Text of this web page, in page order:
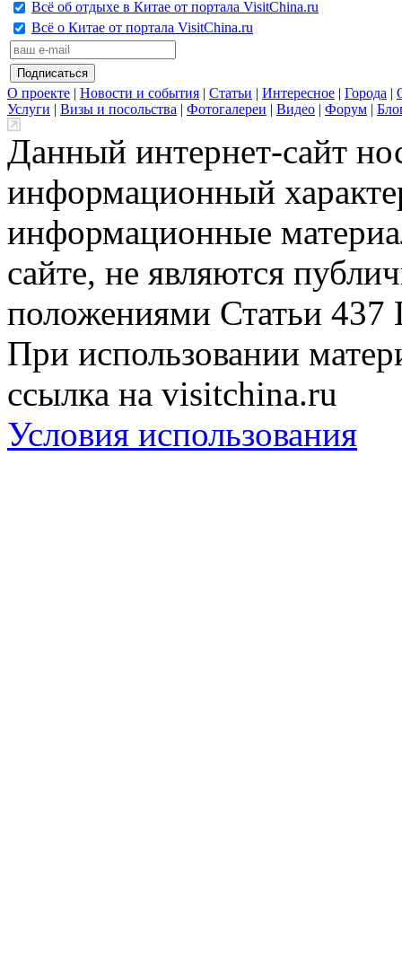
Всё об отдыхе в Китае от портала VisitChina.ru
Всё о Китае от портала VisitChina.ru
О проекте | Новости и события | Статьи | Интересное | Города |
Услуги | Визы и посольства | Фотогалереи | Видео | Форум |
Данный интернет-сайт
информационный
информационные
сайте, не являются
положениями Статьи 437
При использовании
ссылка на visitchina.ru
Условия использования